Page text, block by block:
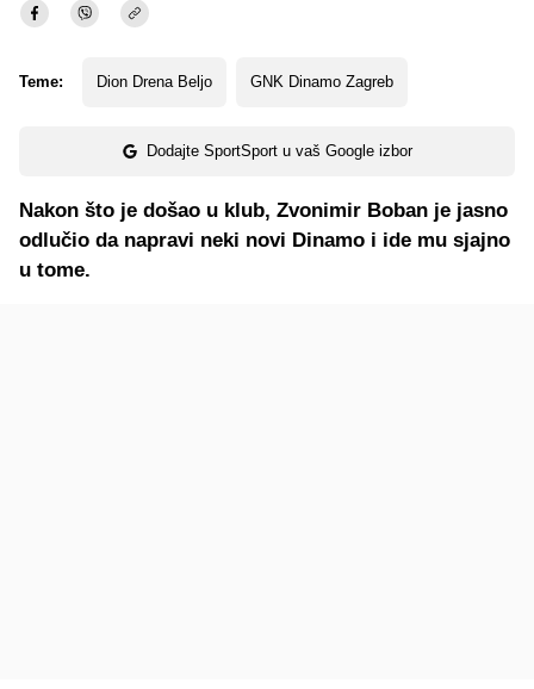
Teme: Dion Drena Beljo GNK Dinamo Zagreb
Dodajte SportSport u vaš Google izbor
Nakon što je došao u klub, Zvonimir Boban je jasno
odlučio da napravi neki novi Dinamo i ide mu sjajno
u tome.